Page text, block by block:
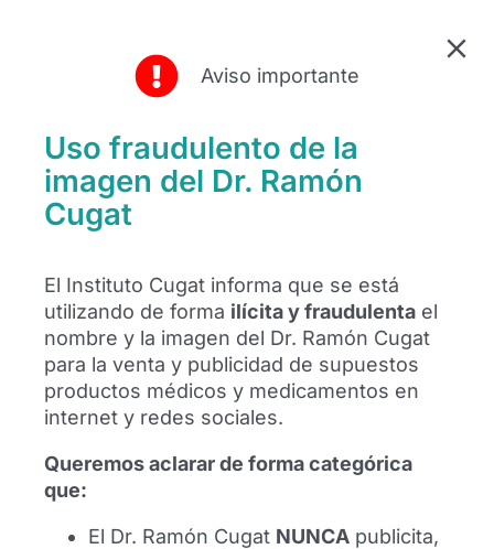
reencuentra con el Dr. Ramón Cugat en
Barcelona
El futbolista Alexis Sánchez se ha
reencontrado con el Dr. Ramón Cugat en
Barcelona para mostrar su agradecimiento
profesional.
Aviso importante
Uso fraudulento de la
imagen del Dr. Ramón
Cugat
El Instituto Cugat informa que se está
utilizando de forma ilícita y fraudulenta el
nombre y la imagen del Dr. Ramón Cugat
para la venta y publicidad de supuestos
productos médicos y medicamentos en
internet y redes sociales.
Queremos aclarar de forma categórica
que:
El Dr. Ramón Cugat NUNCA publicita,